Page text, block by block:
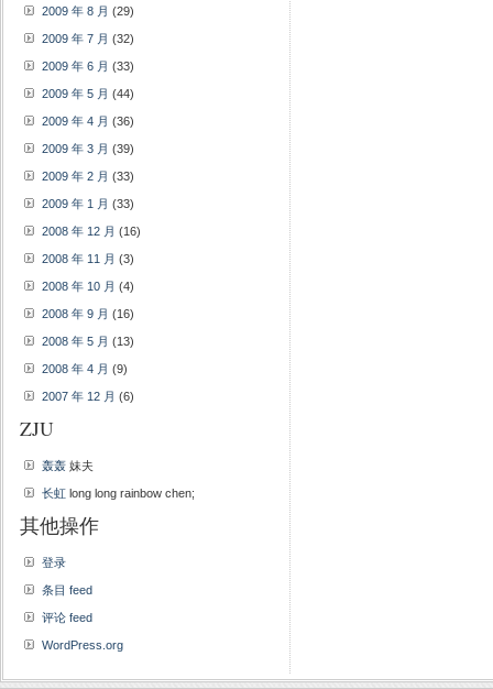
2009 年 8 月 (29)
2009 年 7 月 (32)
2009 年 6 月 (33)
2009 年 5 月 (44)
2009 年 4 月 (36)
2009 年 3 月 (39)
2009 年 2 月 (33)
2009 年 1 月 (33)
2008 年 12 月 (16)
2008 年 11 月 (3)
2008 年 10 月 (4)
2008 年 9 月 (16)
2008 年 5 月 (13)
2008 年 4 月 (9)
2007 年 12 月 (6)
ZJU
轰轰 妹夫
长虹 long long rainbow chen;
其他操作
登录
条目 feed
评论 feed
WordPress.org